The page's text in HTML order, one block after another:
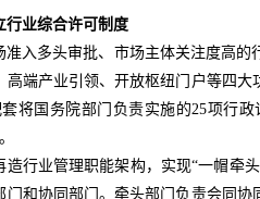
行业综合许可制度
准入多头审批、市场主体关注度高
高端产业引领、开放枢纽门户等四
套将国务院部门负责实施的25项行
造行业管理职能架构，实现“一帽牵头
门和协同部门。牵头部门负责会同